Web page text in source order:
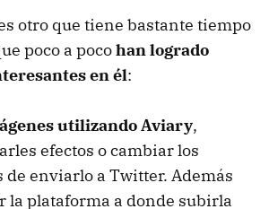
otro que tiene bastante tiempo
poco a pocohan logrado
en él:
utilizando Aviary,
efectos o cambiar los
de enviarlo a Twitter. Además
la plataforma a donde subirla